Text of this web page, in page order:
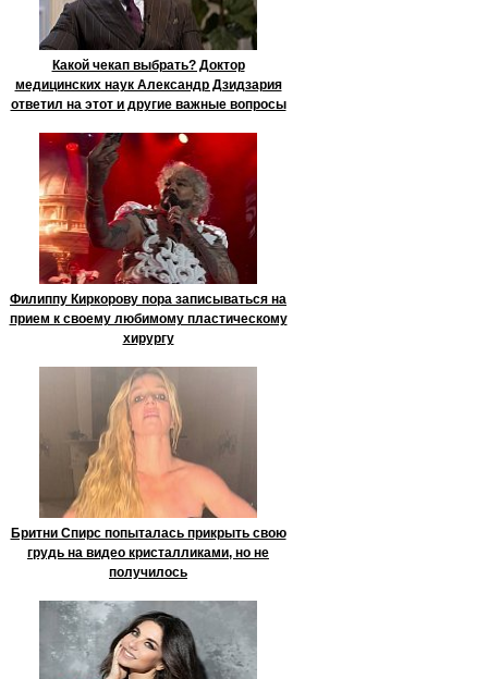
Какой чекап выбрать? Доктор
медицинских наук Александр Дзидзария
ответил на этот и другие важные вопросы
Филиппу Киркорову пора записываться на
прием к своему любимому пластическому
хирургу
Бритни Спирс попыталась прикрыть свою
грудь на видео кристалликами, но не
получилось